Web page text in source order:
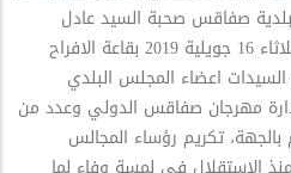
صفاقس صحبة السيد عادل
الخبثاني والي صفاقس اليوم الثلاثاء 16 جويلية 2019 بقاعة الافراح
اعضاء المجلس البلدي
مهرجان صفاقس الدولي وعدد من
تكريم رؤساء المجالس